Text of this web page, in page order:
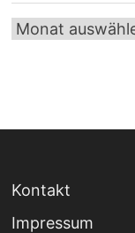
Archiv
Kontakt
Impressum